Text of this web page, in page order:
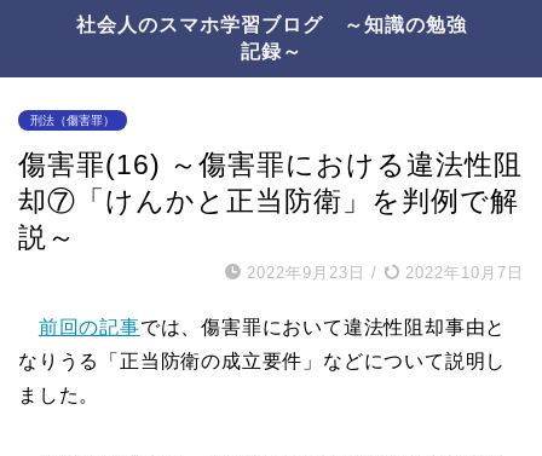
社会人のスマホ学習ブログ ～知識の勉強
記録～
刑法（傷害罪）
傷害罪(16) ～傷害罪における違法性阻
却⑦「けんかと正当防衛」を判例で解
説～
2022年9月23日 / 2022年10月7日
前回の記事では、傷害罪において違法性阻却事由と
なりうる「正当防衛の成立要件」などについて説明し
ました。